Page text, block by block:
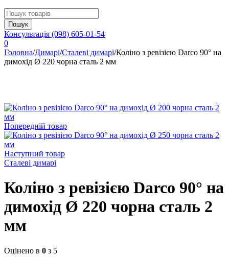
Консультація (098) 605-01-54
0
Головна/Димарі/Сталеві димарі/Коліно з ревізією Darco 90° на
димохід Ø 220 чорна сталь 2 мм
Попередній товар
Наступний товар
Сталеві димарі
Коліно з ревізією Darco 90° на
димохід Ø 220 чорна сталь 2
мм
Оцінено в 0 з 5